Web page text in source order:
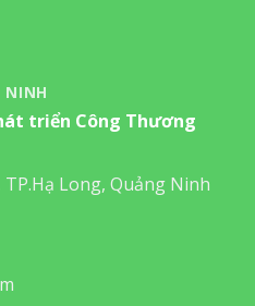
NINH
triển Công Thương
TP.Hạ Long, Quảng Ninh